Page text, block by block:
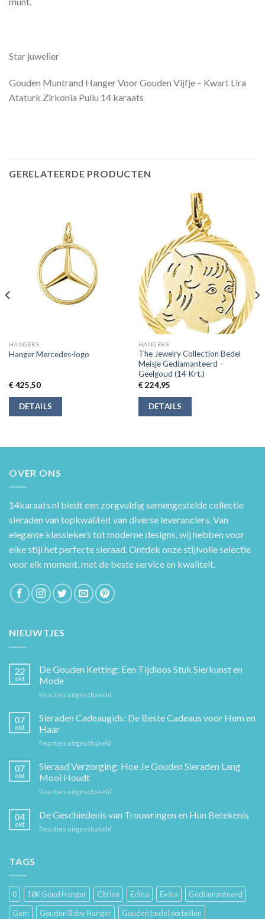
Star juwelier
Gouden Muntrand Hanger Voor Gouden Vijfje – Kwart Lira
Ataturk Zirkonia Pullu 14 karaats
GERELATEERDE PRODUCTEN
HANGERS
Hanger Mercedes-logo
€425,50
DETAILS
HANGERS
The Jewelry Collection Bedel
Meisje Gediamanteerd –
Geelgoud (14 Krt.)
€224,95
DETAILS
OVER ONS
14karaats.nl biedt een zorgvuldig samengestelde collectie
sieraden van topkwaliteit van diverse leveranciers. Van
elegante klassiekers tot moderne designs, wij hebben voor
elke stijl het perfecte sieraad. Ontdek onze stijlvolle selectie
voor elk moment, met de beste service en kwaliteit.
NIEUWTJES
22
okt
De Gouden Ketting: Een Tijdloos Stuk Sierkunst en
Mode
Reacties uitgeschakeld
Gouden
Ketting:
Sierkunst
en
07
okt
Sieraden Cadeaugids: De Beste Cadeaus voor Hem en
Haar
Reacties uitgeschakeld
Cadeaugids:
De
Hem
07
okt
Sieraad Verzorging: Hoe Je Gouden Sieraden Lang
Mooi Houdt
Reacties uitgeschakeld
Verzorging:
Hoe
04
okt
De Geschiedenis van Trouwringen en Hun Betekenis
Reacties uitgeschakeld
Hun
Betekenis
TAGS
0 18K Goud Hanger Citrien Edina Evina
Gediamanteerd
Gem
Gouden Baby Hanger
Gouden bedel oorbellen